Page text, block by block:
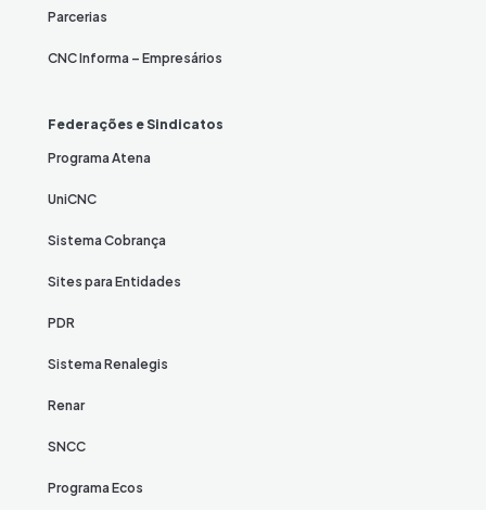
Parcerias
CNC Informa – Empresários
Federações e Sindicatos
Programa Atena
UniCNC
Sistema Cobrança
Sites para Entidades
PDR
Sistema Renalegis
Renar
SNCC
Programa Ecos